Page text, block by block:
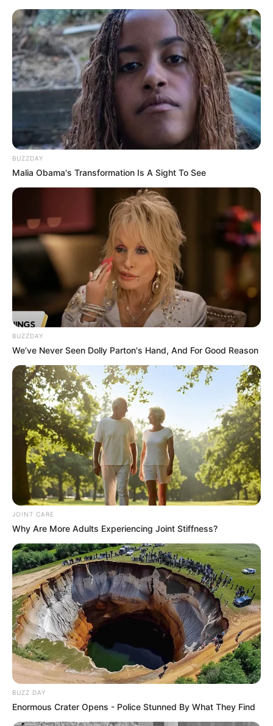
BUZZDAY
Malia Obama's Transformation Is A Sight To See
BUZZDAY
We’ve Never Seen Dolly Parton's Hand, And For Good Reason
JOINT CARE
Why Are More Adults Experiencing Joint Stiffness?
BUZZ DAY
Enormous Crater Opens - Police Stunned By What They Find